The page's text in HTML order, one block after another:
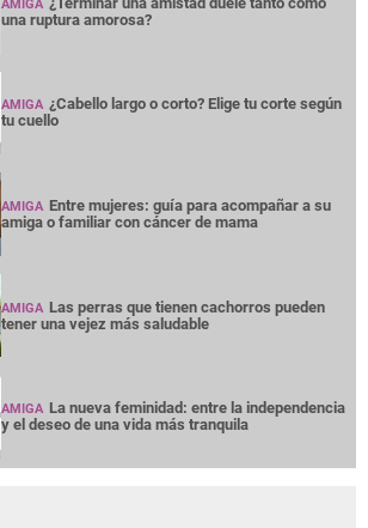
AMIGA
una ruptura amorosa?
AMIGA ¿Cabello largo o corto? Elige tu corte según
tu cuello
AMIGA Entre mujeres: guía para acompañar a su
amiga o familiar con cáncer de mama
AMIGA Las perras que tienen cachorros pueden
tener una vejez más saludable
AMIGA La nueva feminidad: entre la independencia
y el deseo de una vida más tranquila